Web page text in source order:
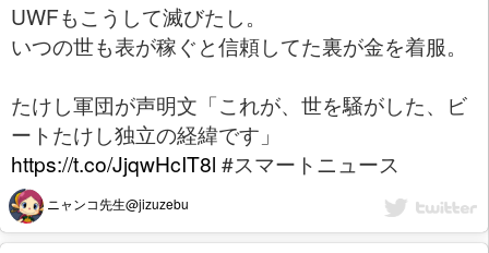
UWFもこうして滅びたし。
いつの世も表が稼ぐと信頼してた裏が金を着服。
たけし軍団が声明文「これが、世を騒がした、ビ
ートたけし独立の経緯です」
https://t.co/JjqwHcIT8l #スマートニュース
ニャンコ先生@jizuzebu